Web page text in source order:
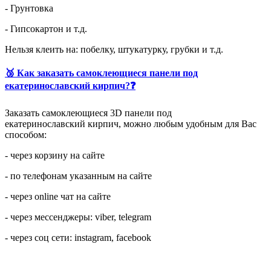
- Грунтовка
- Гипсокартон и т.д.
Нельзя клеить на: побелку, штукатурку, грубки и т.д.
🥉 Как заказать самоклеющиеся панели под
екатеринославский кирпич?❓
Заказать самоклеющиеся 3D панели под
екатеринославский кирпич, можно любым удобным для Вас
способом:
- через корзину на сайте
- по телефонам указанным на сайте
- через online чат на сайте
- через мессенджеры: viber, telegram
- через соц сети: instagram, facebook